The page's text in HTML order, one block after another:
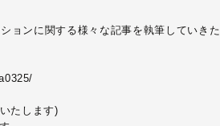
ョンに関する様々な記事を執筆していきた
たします)